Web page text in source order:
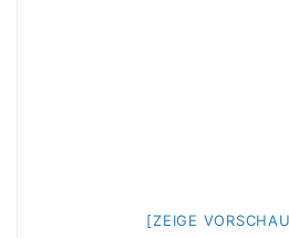
[ZEIGE